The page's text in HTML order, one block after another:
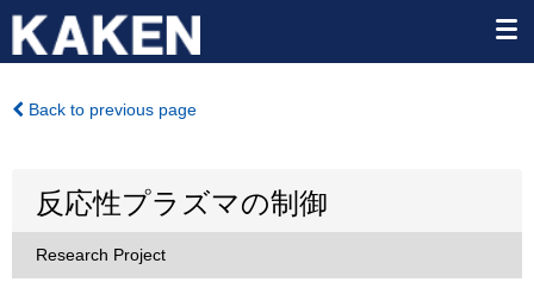
Back to previous page
反応性プラズマの制御
Research Project